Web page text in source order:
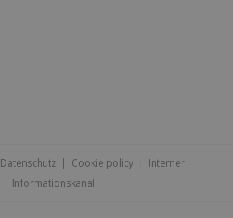
Datenschutz| Cookie policy| Interner
Informationskanal